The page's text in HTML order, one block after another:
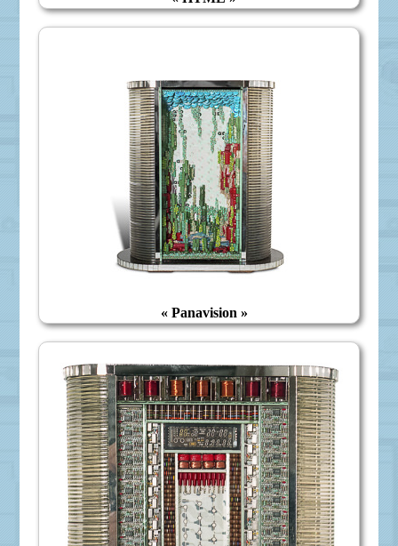
« Panavision »